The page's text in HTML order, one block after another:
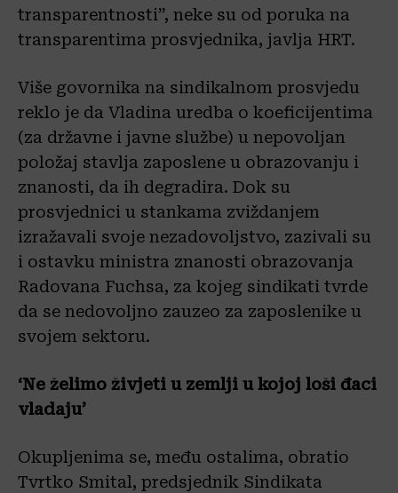
transparentnosti”, neke su od poruka na
transparentima prosvjednika, javlja HRT.
Više govornika na sindikalnom prosvjedu
reklo je da Vladina uredba o koeficijentima
(za državne i javne službe) u nepovoljan
položaj stavlja zaposlene u obrazovanju i
znanosti, da ih degradira. Dok su
prosvjednici u stankama zviždanjem
izražavali svoje nezadovoljstvo, zazivali su
i ostavku ministra znanosti obrazovanja
Radovana Fuchsa, za kojeg sindikati tvrde
da se nedovoljno zauzeo za zaposlenike u
svojem sektoru.
‘Ne želimo živjeti u zemlji u kojoj loši đaci
vladaju’
Okupljenima se, među ostalima, obratio
Tvrtko Smital, predsjednik Sindikata